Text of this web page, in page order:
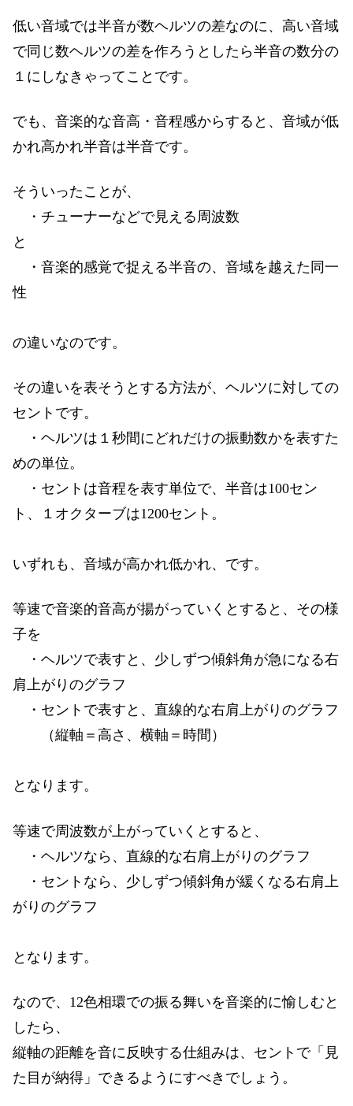
低い音域では半音が数ヘルツの差なのに、高い音域
で同じ数ヘルツの差を作ろうとしたら半音の数分の
１にしなきゃってことです。
でも、音楽的な音高・音程感からすると、音域が低
かれ高かれ半音は半音です。
そういったことが、
・チューナーなどで見える周波数
と
・音楽的感覚で捉える半音の、音域を越えた同一
性
の違いなのです。
その違いを表そうとする方法が、ヘルツに対しての
セントです。
・ヘルツは１秒間にどれだけの振動数かを表すた
めの単位。
・セントは音程を表す単位で、半音は100セン
ト、１オクターブは1200セント。
いずれも、音域が高かれ低かれ、です。
等速で音楽的音高が揚がっていくとすると、その様
子を
・ヘルツで表すと、少しずつ傾斜角が急になる右
肩上がりのグラフ
・セントで表すと、直線的な右肩上がりのグラフ
（縦軸＝高さ、横軸＝時間）
となります。
等速で周波数が上がっていくとすると、
・ヘルツなら、直線的な右肩上がりのグラフ
・セントなら、少しずつ傾斜角が緩くなる右肩上
がりのグラフ
となります。
なので、12色相環での振る舞いを音楽的に愉しむと
したら、
縦軸の距離を音に反映する仕組みは、セントで「見
た目が納得」できるようにすべきでしょう。